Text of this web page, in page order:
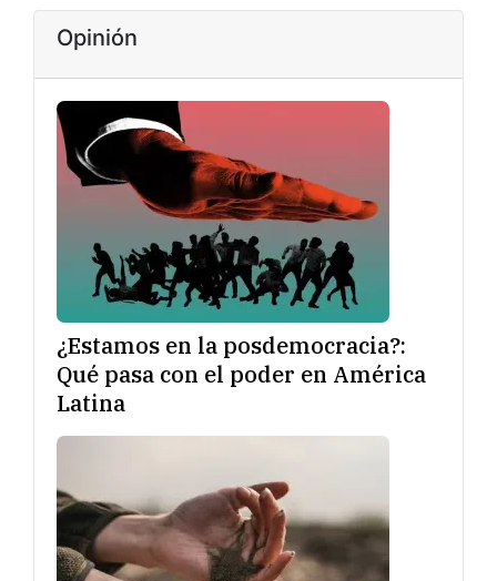
Opinión
¿Estamos en la posdemocracia?:
Qué pasa con el poder en América
Latina